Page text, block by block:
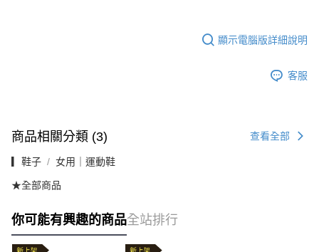
顯示電腦版詳細說明
客服
商品相關分類 (3) 查看全部
▎鞋子 女用｜運動鞋
★全部商品
你可能有興趣的商品全站排行